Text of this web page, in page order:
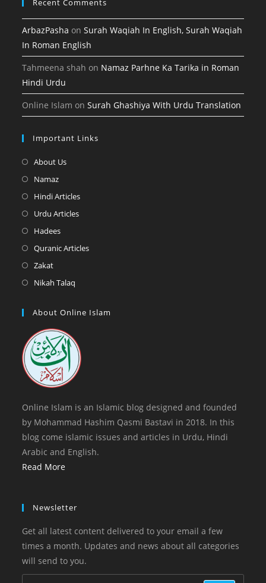
Recent Comments
ArbazPasha onSurah Waqiah In English, Surah Waqiah
In Roman English
Tahmeena shah on Namaz Parhne Ka Tarika in Roman
Hindi Urdu
Online Islam onSurah Ghashiya With Urdu Translation
Important Links
About UsOpens
tab
NamazOpens
in
tab
Hindi ArticlesOpens
tab
Urdu ArticlesOpens
HadeesOpens
in
tab
Quranic ArticlesOpens
ZakatOpens
in
new
Nikah Talaq
a
tab
About Online Islam
Online Islam is an Islamic blog designed and founded
by Mohammad Hashim Qasmi Bastavi in 2018. In this
blog come islamic issues and articles in Urdu, Hindi
Arabic and English.
Read More
Newsletter
Get all latest content delivered to your email a few
times a month. Updates and news about all categories
will send to you.